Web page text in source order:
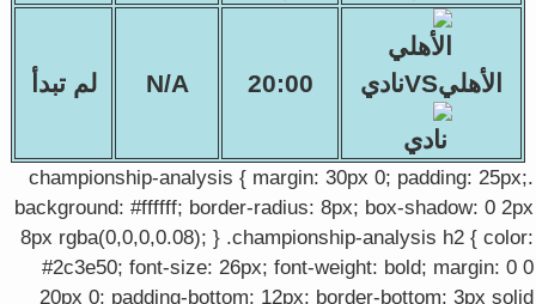
الأهليVSنادي 20:00
N/A لم تبدأ
.championship-analysis { margin: 30px 0; padding: 25px;
background: #ffffff; border-radius: 8px; box-shadow: 0 2px
8px rgba(0,0,0,0.08); } .championship-analysis h2 { color:
#2c3e50; font-size: 26px; font-weight: bold; margin: 0 0
20px 0; padding-bottom: 12px; border-bottom: 3px solid